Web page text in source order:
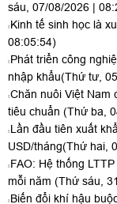
sáu, 07/08/2026 |
Kinh tế sinh học là
08:05:54)
Phát triển công
nhập khẩu(Thứ tư,
Chăn nuôi Việt Nam
tiêu chuẩn (Thứ ba,
Lần đầu tiên xuất
USD/tháng(Thứ hai,
FAO: Hệ thống
mỗi năm (Thứ sáu,
Biến đổi khí hậu